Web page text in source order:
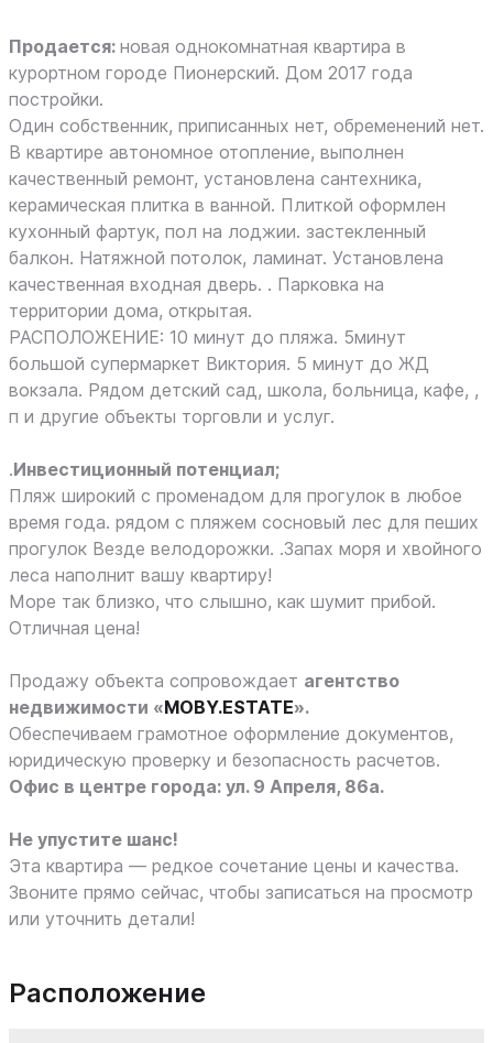
Продается: новая однокомнатная квартира в
курортном городе Пионерский. Дом 2017 года
постройки.
Один собственник, приписанных нет, обременений нет.
В квартире автономное отопление, выполнен
качественный ремонт, установлена сантехника,
керамическая плитка в ванной. Плиткой оформлен
кухонный фартук, пол на лоджии. застекленный
балкон. Натяжной потолок, ламинат. Установлена
качественная входная дверь. . Парковка на
территории дома, открытая.
РАСПОЛОЖЕНИЕ: 10 минут до пляжа. 5минут
большой супермаркет Виктория. 5 минут до ЖД
вокзала. Рядом детский сад, школа, больница, кафе, ,
п и другие объекты торговли и услуг.
.Инвестиционный потенциал;
Пляж широкий с променадом для прогулок в любое
время года. рядом с пляжем сосновый лес для пеших
прогулок Везде велодорожки. .Запах моря и хвойного
леса наполнит вашу квартиру!
Море так близко, что слышно, как шумит прибой.
Отличная цена!
Продажу объекта сопровождает агентство
недвижимости «MOBY.ESTATE».
Обеспечиваем грамотное оформление документов,
юридическую проверку и безопасность расчетов.
Офис в центре города: ул. 9 Апреля, 86а.
Не упустите шанс!
Эта квартира — редкое сочетание цены и качества.
Звоните прямо сейчас, чтобы записаться на просмотр
или уточнить детали!
Расположение